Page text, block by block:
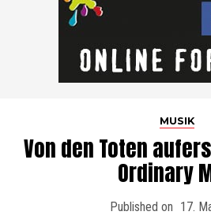
MUSIK
Von den Toten
Ordinary
Published on 17.